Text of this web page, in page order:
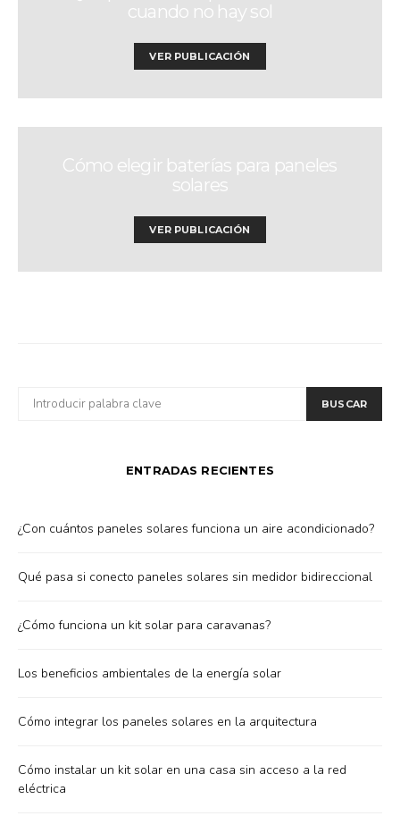
cuando no hay sol
VER PUBLICACIÓN
Cómo elegir baterías para paneles
solares
VER PUBLICACIÓN
POR:
BUSCAR
ENTRADAS RECIENTES
¿Con cuántos paneles solares funciona un aire acondicionado?
Qué pasa si conecto paneles solares sin medidor bidireccional
¿Cómo funciona un kit solar para caravanas?
Los beneficios ambientales de la energía solar
Cómo integrar los paneles solares en la arquitectura
Cómo instalar un kit solar en una casa sin acceso a la red
eléctrica